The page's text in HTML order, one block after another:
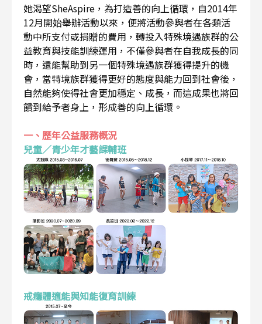
她渴望SheAspire，為打造善的向上循環，自2014年
12月開始舉辦活動以來，便將活動參與者在各類活
動中所支付或捐贈的費用，轉投入特殊境遇族群的公
益教育與技能訓練運用，不僅參與者在自我成長的同
時，還能幫助到另一個特殊境遇族群獲得提升的機
會，當特境族群獲得更好的態度與能力回到社會後，
自然能夠使得社會更加穩定、成長，而這成果也將回
饋到給予者身上，形成善的向上循環。
一、歷年公益服務概況
兒童／青少年才藝課輔班
戒癮體適能與知能復育訓練